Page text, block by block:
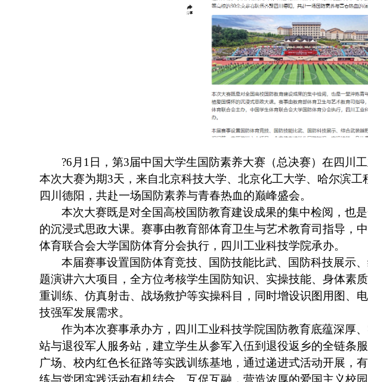
?6月1日，第3届中国大学生国防素养大赛（总决赛）在四川
本次大赛为期3天，来自北京科技大学、北京化工大学、哈尔滨
四川德阳，共赴一场国防素养与青春热血的巅峰盛会。
本次大赛既是对全国高校国防教育建设成果的集中检阅，也
的沉浸式思政大课。赛事由教育部体育卫生与艺术教育司指导，
体育联合会大学国防体育分会执行，四川工业科技学院承办。
本届赛事设置国防体育竞技、国防技能比武、国防科技展示
题演讲六大项目，全方位考核学生国防知识、实操技能、身体素
重训练、仿真射击、战场救护等实操科目，同时增设识图用图、
技强军发展需求。
作为本次赛事承办方，四川工业科技学院国防教育底蕴深厚
站与退役军人服务站，建立学生从参军入伍到退役返乡的全链条
广场、校内红色长征路等实践训练基地，通过递进式活动开展，
练与党团实践活动有机结合、互促互融，营造浓厚的爱国主义校